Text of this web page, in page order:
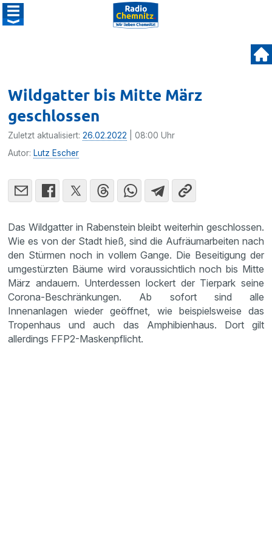
Wildgatter bis Mitte März
geschlossen
Zuletzt aktualisiert:26.02.2022 | 08:00 Uhr
Autor: Lutz Escher
Das Wildgatter in Rabenstein bleibt weiterhin geschlossen.
Wie es von der Stadt hieß, sind die Aufräumarbeiten nach
den Stürmen noch in vollem Gange. Die Beseitigung der
umgestürzten Bäume wird voraussichtlich noch bis Mitte
März andauern. Unterdessen lockert der Tierpark seine
Corona-Beschränkungen. Ab sofort sind alle
Innenanlagen wieder geöffnet, wie beispielsweise das
Tropenhaus und auch das Amphibienhaus. Dort gilt
allerdings FFP2-Maskenpflicht.